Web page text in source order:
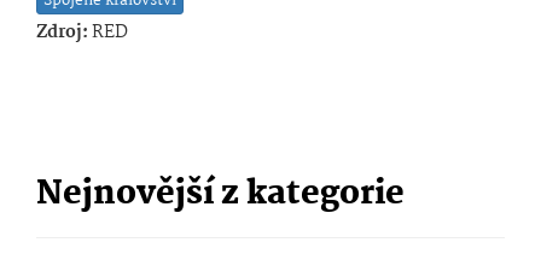
Zdroj:RED
Nejnovější z kategorie